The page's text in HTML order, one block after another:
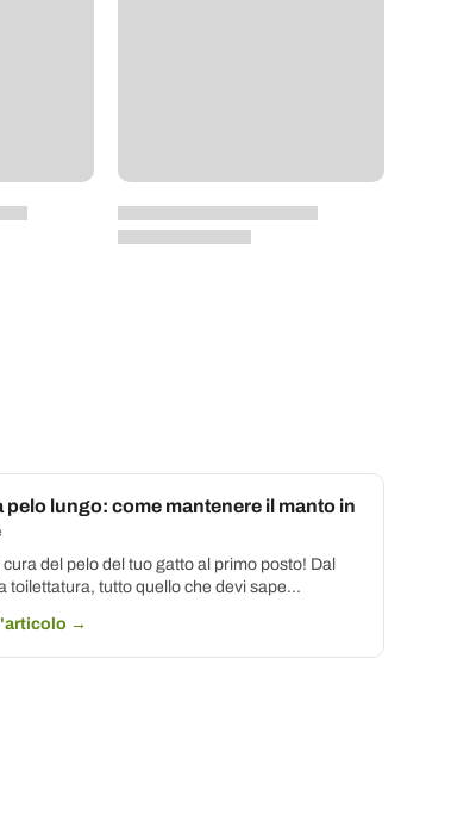
pelo lungo: come mantenere il manto in
cura del pelo del tuo gatto al primo posto! Dal
toilettatura, tutto quello che devi sape...
→